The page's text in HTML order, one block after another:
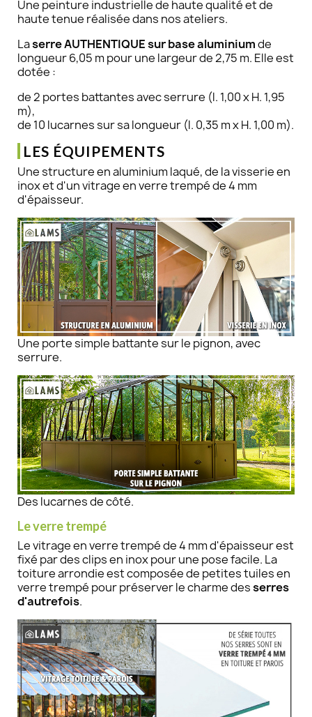
Une peinture industrielle de haute qualité et de
haute tenue réalisée dans nos ateliers.
Laserre AUTHENTIQUE sur base aluminiumde
longueur 6,05 m pour une largeur de 2,75 m. Elle est
dotée :
de 2 portes battantes avec serrure (l. 1,00 x H. 1,95
m),
de 10 lucarnes sur sa longueur (l. 0,35 m x H. 1,00 m).
LES ÉQUIPEMENTS
Une structure en aluminium laqué, de la visserie en
inox et d'un vitrage en verre trempé de 4 mm
d'épaisseur.
Une porte simple battante sur le pignon, avec
serrure.
Des lucarnes de côté.
Le verre trempé​
Le vitrage en verre trempé de 4 mm d'épaisseur est
fixé par des clips en inox pour une pose facile. La
toiture arrondie est composée de petites tuiles en
verre trempé pour préserver le charme desserres
d'autrefois.